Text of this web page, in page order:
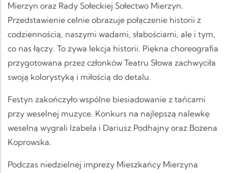
Mierzyn oraz Rady Sołeckiej Sołectwo Mierzyn.
Przedstawienie celnie obrazuje połączenie historii z
codziennością, naszymi wadami, słabościami, ale i tym,
co nas łączy. To żywa lekcja historii. Piękna choreografia
przygotowana przez członków Teatru Słowa zachwyciła
swoją kolorystyką i miłością do detalu.
Festyn zakończyło wspólne biesiadowanie z tańcami
przy weselnej muzyce. Konkurs na najlepszą nalewkę
weselną wygrali Izabela i Dariusz Podhajny oraz Bożena
Koprowska.
Podczas niedzielnej imprezy Mieszkańcy Mierzyna